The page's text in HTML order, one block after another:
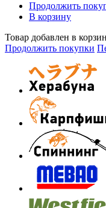
Продолжить
В корзину
Товар добавлен в
Продолжить покупки